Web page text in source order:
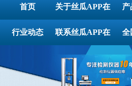
首页 关于丝瓜APP在
线下载
产
行业动态 联系丝瓜APP在
线下载
全